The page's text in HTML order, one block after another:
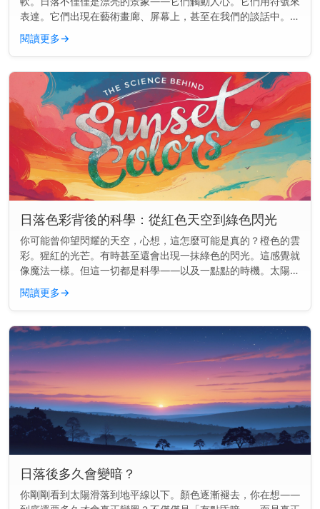
表達。它們出現在藝術畫廊、屏幕上，甚至在我們的談話中。但
為什麼日落總是出現在各處呢？ 主要見解： 日落在文化中如此
頻繁出現，是因...
閱讀更多→
日落色彩背後的科學：從紅色天空到綠色閃光
你可能曾仰望閃耀的天空，心想，這怎麼可能是真的？橙色的雲
彩。猩紅的光芒。有時甚至還會出現一抹綠色的閃光。這感覺就
像魔法一樣。但這一切都是科學——以及一點點的時機。太陽可
能正在落下，但物理學才剛剛開始。 快速見解： 日落的顏色是
因為陽光穿過地...
閱讀更多→
日落後多久會變暗？
你剛剛看到太陽滑落到地平線以下。顏色逐漸褪去，你在想——